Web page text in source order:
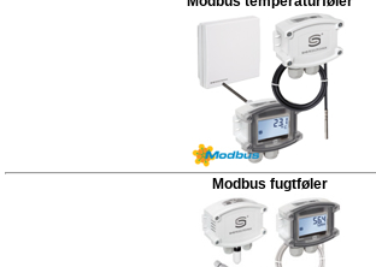
Modbus fugtføler